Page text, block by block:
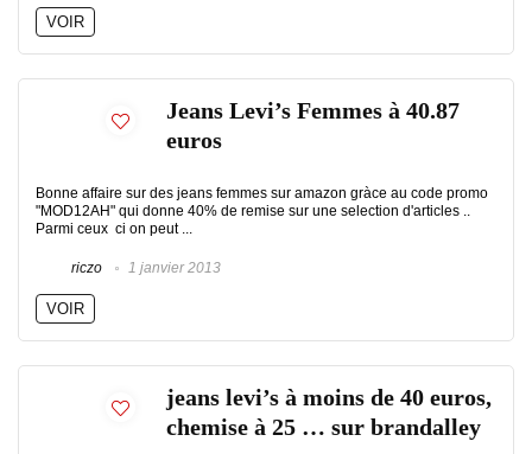
VOIR
Jeans Levi’s Femmes à 40.87
euros
Bonne affaire sur des jeans femmes sur amazon gràce au code promo
"MOD12AH" qui donne 40% de remise sur une selection d'articles ..
Parmi ceux ci on peut ...
riczo 1 janvier 2013
VOIR
jeans levi’s à moins de 40 euros,
chemise à 25 … sur brandalley